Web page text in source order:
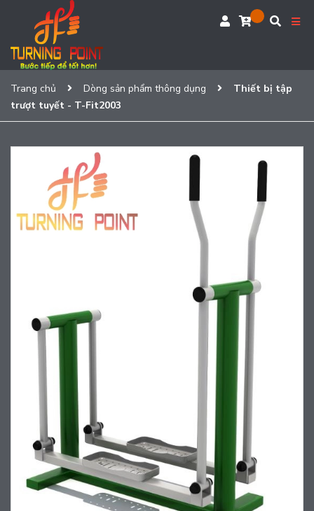
Trang chủ Dòng sản phẩm thông dụng
Thiết bị tập
trượt tuyết - T-Fit2003